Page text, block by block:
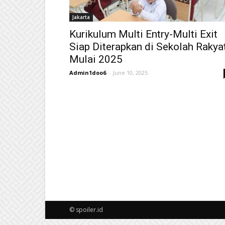
Jakarta
Kurikulum Multi Entry-Multi Exit
Siap Diterapkan di Sekolah
Mulai 2025
Admin1doo6 - June 10, 2025
© spoiler.id